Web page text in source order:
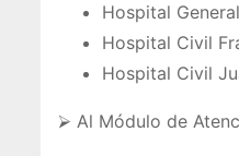
Hospital
Hospital Civil
Hospital Civil
⮚ Al Módulo de